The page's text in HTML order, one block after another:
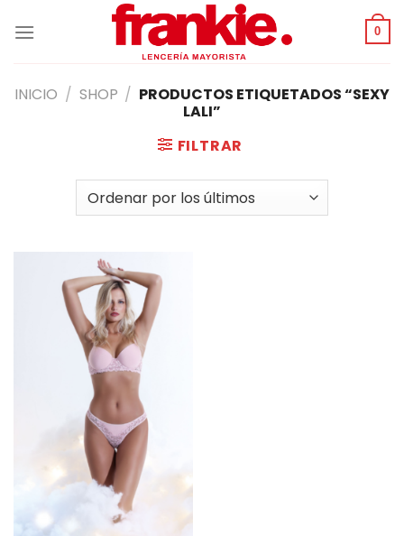
0
INICIO / SHOP / PRODUCTOS ETIQUETADOS “SEXY
LALI”
FILTRAR